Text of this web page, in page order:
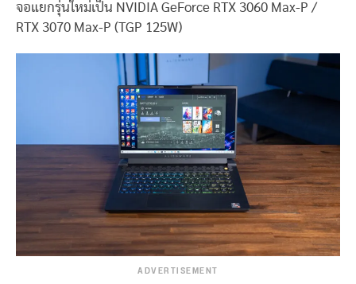
จอแยกรุ่นใหม่เป็น NVIDIA GeForce RTX 3060 Max-P /
RTX 3070 Max-P (TGP 125W)
ADVERTISEMENT